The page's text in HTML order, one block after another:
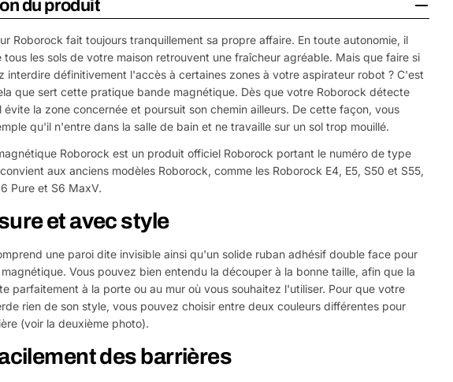
du produit
Roborock fait toujours tranquillement sa propre affaire. En toute autonomie, il
tous les sols de votre maison retrouvent une fraîcheur agréable. Mais que faire si
interdire définitivement l'accès à certaines zones à votre aspirateur robot ? C'est
que sert cette pratique bande magnétique. Dès que votre Roborock détecte
la zone concernée et poursuit son chemin ailleurs. De cette façon, vous
qu'il n'entre dans la salle de bain et ne travaille sur un sol trop mouillé.
Roborock est un produit officiel Roborock portant le numéro de type
aux anciens modèles Roborock, comme les Roborock E4, E5, S50 et S55,
Pure et S6 MaxV.
et avec style
une paroi dite invisible ainsi qu'un solide ruban adhésif double face pour
Vous pouvez bien entendu la découper à la bonne taille, afin que la
parfaitement à la porte ou au mur où vous souhaitez l'utiliser. Pour que votre
rien de son style, vous pouvez choisir entre deux couleurs différentes pour
(voir la deuxième photo).
des barrières